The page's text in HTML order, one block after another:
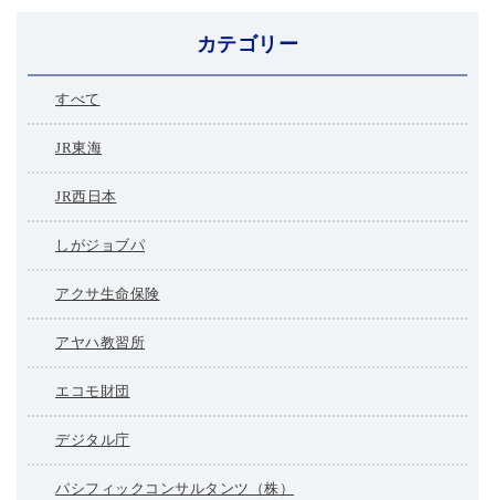
カテゴリー
すべて
JR東海
JR西日本
しがジョブパ
アクサ生命保険
アヤハ教習所
エコモ財団
デジタル庁
パシフィックコンサルタンツ（株）